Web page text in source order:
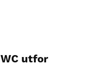
utfor